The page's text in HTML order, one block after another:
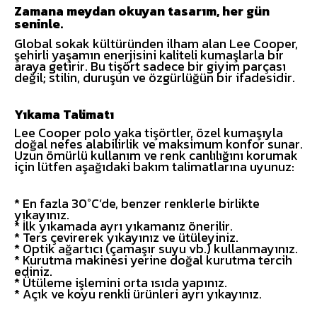
Zamana meydan okuyan tasarım, her gün
seninle.
Global sokak kültüründen ilham alan Lee Cooper,
şehirli yaşamın enerjisini kaliteli kumaşlarla bir
araya getirir. Bu tişört sadece bir giyim parçası
değil; stilin, duruşun ve özgürlüğün bir ifadesidir.
Yıkama Talimatı
Lee Cooper polo yaka tişörtler, özel kumaşıyla
doğal nefes alabilirlik ve maksimum konfor sunar.
Uzun ömürlü kullanım ve renk canlılığını korumak
için lütfen aşağıdaki bakım talimatlarına uyunuz:
* En fazla 30°C’de, benzer renklerle birlikte
yıkayınız.
* İlk yıkamada ayrı yıkamanız önerilir.
* Ters çevirerek yıkayınız ve ütüleyiniz.
* Optik ağartıcı (çamaşır suyu vb.) kullanmayınız.
* Kurutma makinesi yerine doğal kurutma tercih
ediniz.
* Ütüleme işlemini orta ısıda yapınız.
* Açık ve koyu renkli ürünleri ayrı yıkayınız.